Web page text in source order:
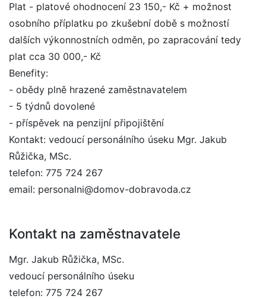
Plat - platové ohodnocení 23 150,- Kč + možnost
osobního příplatku po zkušební době s možností
dalších výkonnostních odměn, po zapracování tedy
plat cca 30 000,- Kč
Benefity:
- obědy plně hrazené zaměstnavatelem
- 5 týdnů dovolené
- příspěvek na penzijní připojištění
Kontakt: vedoucí personálního úseku Mgr. Jakub
Růžička, MSc.
telefon: 775 724 267
email: personalni@domov-dobravoda.cz
Kontakt na zaměstnavatele
Mgr. Jakub Růžička, MSc.
vedoucí personálního úseku
telefon: 775 724 267